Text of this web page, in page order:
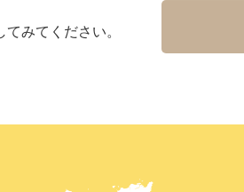
みてください。